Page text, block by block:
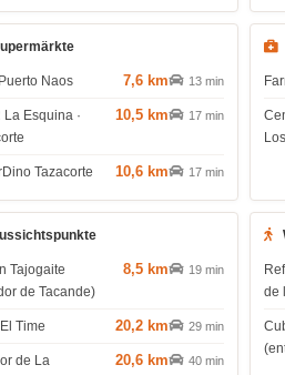
Naos 7,6 km 13 min
La Esquina ·
10,5 km 17 min
Tazacorte 10,6 km 17 min
Tajogaite
de Tacande)
8,5 km 19 min
Time 20,2 km 29 min
de La 20,6 km 40 min
de